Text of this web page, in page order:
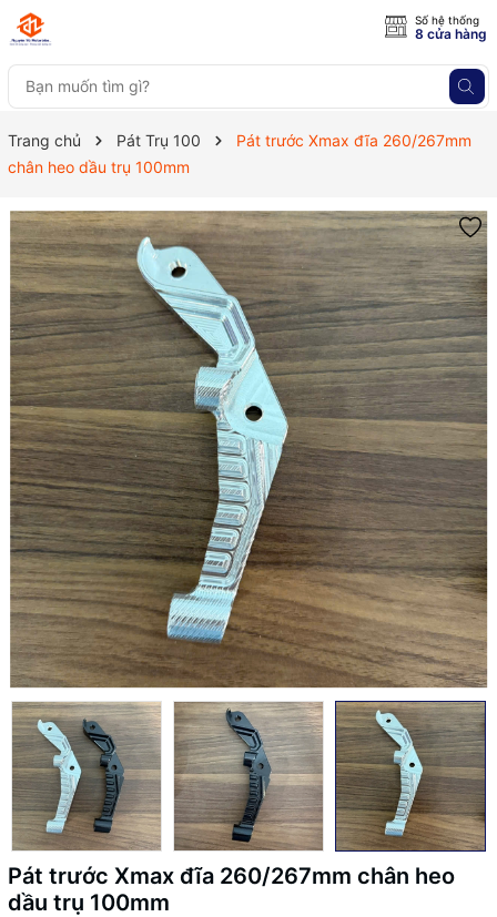
Số hệ thống
8 cửa hàng
Trang chủ Pát Trụ 100
Pát trước Xmax đĩa 260/267mm
chân heo dầu trụ 100mm
Pát trước Xmax đĩa 260/267mm chân heo
dầu trụ 100mm